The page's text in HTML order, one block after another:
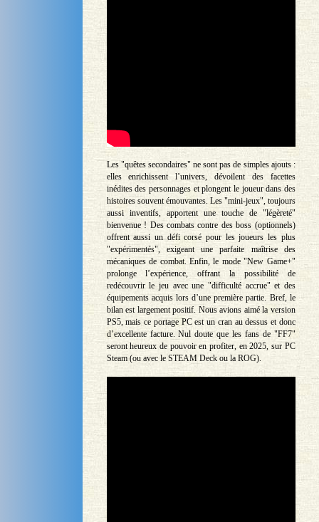
Les "quêtes secondaires" ne sont pas de simples ajouts :
elles enrichissent l’univers, dévoilent des facettes
inédites des personnages et plongent le joueur dans des
histoires souvent émouvantes. Les "mini-jeux", toujours
aussi inventifs, apportent une touche de "légèreté"
bienvenue ! Des combats contre des boss (optionnels)
offrent aussi un défi corsé pour les joueurs les plus
"expérimentés", exigeant une parfaite maîtrise des
mécaniques de combat. Enfin, le mode "New Game+"
prolonge l’expérience, offrant la possibilité de
redécouvrir le jeu avec une "difficulté accrue" et des
équipements acquis lors d’une première partie. Bref, le
bilan est largement positif. Nous avions aimé la version
PS5, mais ce portage PC est un cran au dessus et donc
d’excellente facture. Nul doute que les fans de "FF7"
seront heureux de pouvoir en profiter, en 2025, sur PC
Steam (ou avec le STEAM Deck ou la ROG).